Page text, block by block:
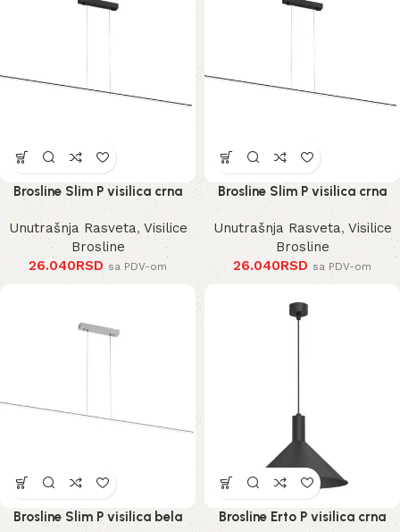
Brosline Slim P visilica crna
Unutrašnja Rasveta, Visilice
Brosline
26.040RSD sa PDV-om
Brosline Slim P visilica crna
Unutrašnja Rasveta, Visilice
Brosline
26.040RSD sa PDV-om
Brosline Slim P visilica bela Brosline Erto P visilica crna